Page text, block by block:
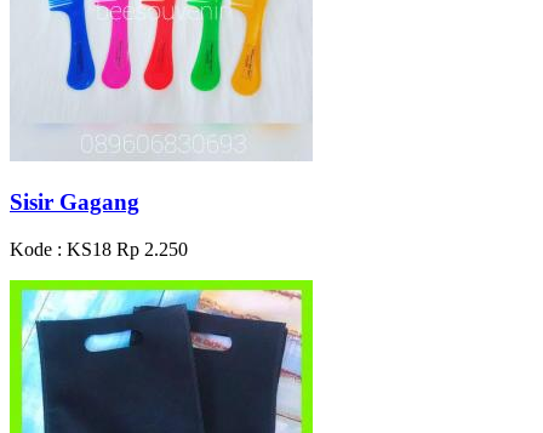
Sisir Gagang
Kode : KS18 Rp 2.250